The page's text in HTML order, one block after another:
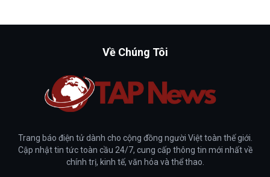
Về Chúng Tôi
Trang báo điện tử dành cho cộng đồng người Việt toàn thế giới.
Cập nhật tin tức toàn cầu 24/7, cung cấp thông tin mới nhất về
chính trị, kinh tế, văn hóa và thể thao.